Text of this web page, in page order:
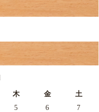
木 金 土
5 6
7